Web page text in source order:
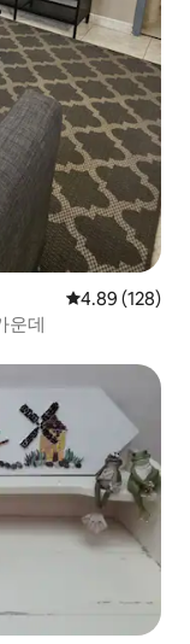
평점 4.89점(5
4.89 (128)
운데